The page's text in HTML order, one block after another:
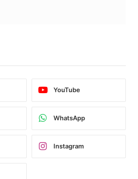
YouTube
WhatsApp
Instagram